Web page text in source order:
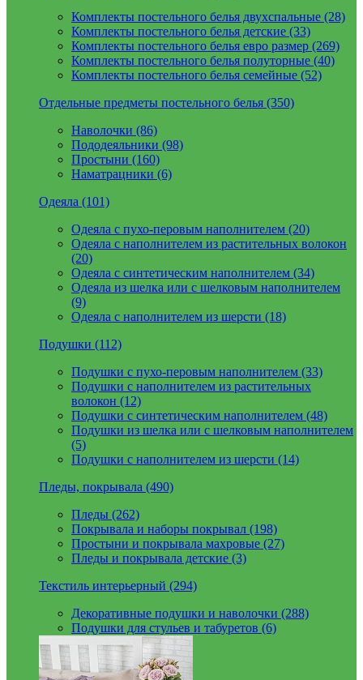
Комплекты постельного белья двухспальные (28)
Комплекты постельного белья детские (33)
Комплекты постельного белья евро размер (269)
Комплекты постельного белья полуторные (40)
Комплекты постельного белья семейные (52)
Отдельные предметы постельного белья (350)
Наволочки (86)
Пододеяльники (98)
Простыни (160)
Наматрацники (6)
Одеяла (101)
Одеяла с пухо-перовым наполнителем (20)
Одеяла с наполнителем из растительных волокон
(20)
Одеяла с синтетическим наполнителем (34)
Одеяла из шелка или с шелковым наполнителем
(9)
Одеяла с наполнителем из шерсти (18)
Подушки (112)
Подушки с пухо-перовым наполнителем (33)
Подушки с наполнителем из растительных
волокон (12)
Подушки с синтетическим наполнителем (48)
Подушки из шелка или с шелковым наполнителем
(5)
Подушки с наполнителем из шерсти (14)
Пледы, покрывала (490)
Пледы (262)
Покрывала и наборы покрывал (198)
Простыни и покрывала махровые (27)
Пледы и покрывала детские (3)
Текстиль интерьерный (294)
Декоративные подушки и наволочки (288)
Подушки для стульев и табуретов (6)